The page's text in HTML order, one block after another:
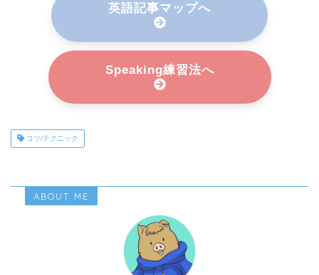
英語記事マップへ
Speaking練習法へ
コツ/テクニック
ABOUT ME